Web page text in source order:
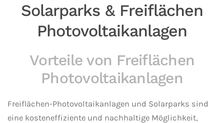
Solarparks & Freiflächen
Photovoltaikanlagen
Vorteile von Freiflächen
Photovoltaikanlagen
Freiflächen-Photovoltaikanlagen und Solarparks sind
eine kosteneffiziente und nachhaltige Möglichkeit,